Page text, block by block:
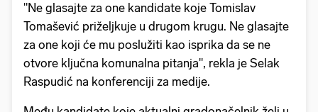
"Ne glasajte za one kandidate koje Tomislav
Tomašević priželjkuje u drugom krugu. Ne glasajte
za one koji će mu poslužiti kao isprika da se ne
otvore ključna komunalna pitanja'', rekla je Selak
Raspudić na konferenciji za medije.